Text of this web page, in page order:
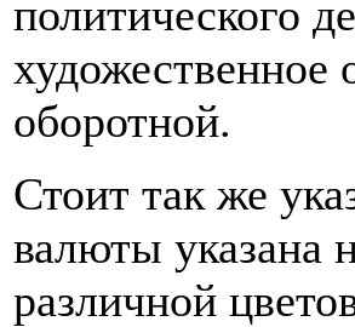
политического
художественное
оборотной.
Стоит так же
валюты указана
различной